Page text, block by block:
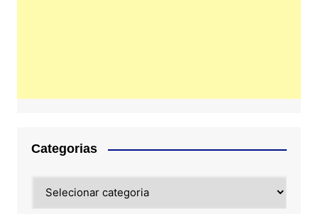
Categorias